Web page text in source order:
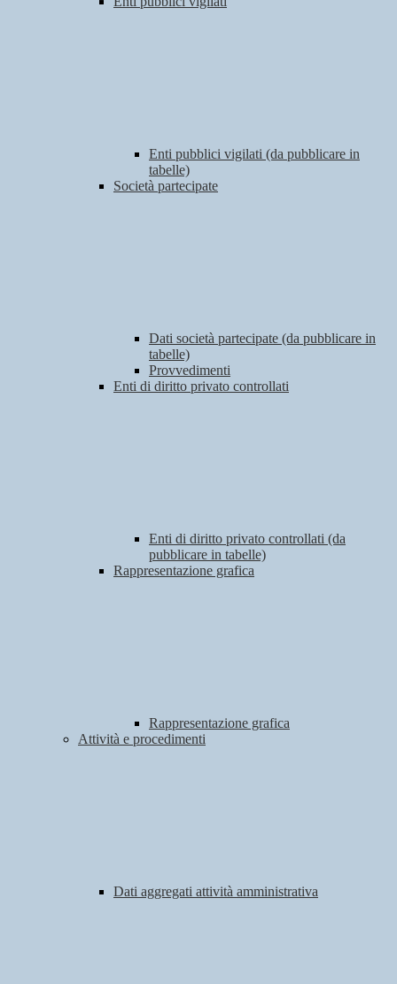
Enti pubblici vigilati (da pubblicare in
tabelle)
Società partecipate
Dati società partecipate (da pubblicare in
tabelle)
Provvedimenti
Enti di diritto privato controllati
Enti di diritto privato controllati (da
pubblicare in tabelle)
Rappresentazione grafica
Rappresentazione grafica
Attività e procedimenti
Dati aggregati attività amministrativa